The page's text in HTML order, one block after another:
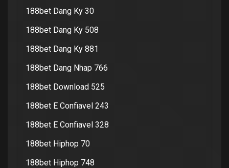
188bet Dang Ky 30
188bet Dang Ky 508
188bet Dang Ky 881
188bet Dang Nhap 766
188bet Download 525
188bet E Confiavel 243
188bet E Confiavel 328
188bet Hiphop 70
188bet Hiphop 748